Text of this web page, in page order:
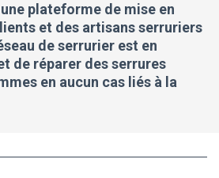
plateforme de mise en
et des artisans serruriers
de serrurier est en
de réparer des serrures
en aucun cas liés à la